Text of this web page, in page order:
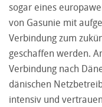
sogar eines
von Gasunie mit
Verbindung zum
geschaffen werden.
Verbindung nach
dänischen
intensiv und